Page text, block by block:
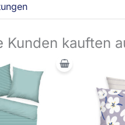
Kunden kauften